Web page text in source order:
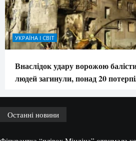
УКРАЇНА І СВІТ
Внаслідок удару ворожою
людей загинули, понад 20
Останні новини